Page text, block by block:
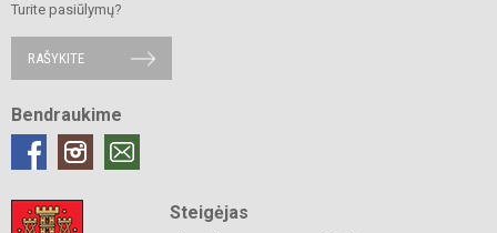
Turite pasiūlymų?
RAŠYKITE
Bendraukime
Steigėjas